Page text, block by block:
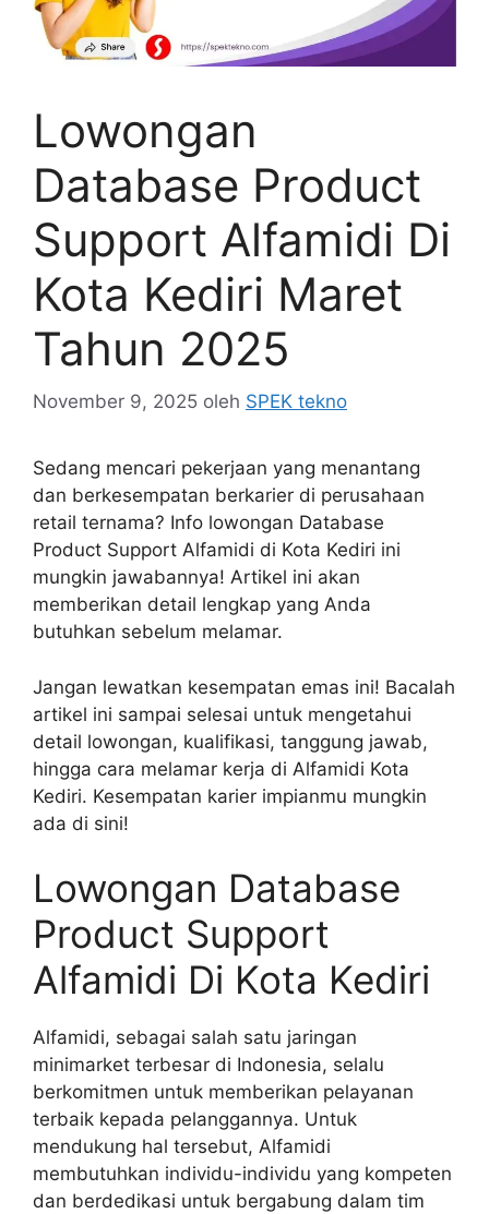
Lowongan
Database Product
Support Alfamidi Di
Kota Kediri Maret
Tahun 2025
November 9, 2025 oleh SPEK tekno
Sedang mencari pekerjaan yang menantang
dan berkesempatan berkarier di perusahaan
retail ternama? Info lowongan Database
Product Support Alfamidi di Kota Kediri ini
mungkin jawabannya! Artikel ini akan
memberikan detail lengkap yang Anda
butuhkan sebelum melamar.
Jangan lewatkan kesempatan emas ini! Bacalah
artikel ini sampai selesai untuk mengetahui
detail lowongan, kualifikasi, tanggung jawab,
hingga cara melamar kerja di Alfamidi Kota
Kediri. Kesempatan karier impianmu mungkin
ada di sini!
Lowongan Database
Product Support
Alfamidi Di Kota Kediri
Alfamidi, sebagai salah satu jaringan
minimarket terbesar di Indonesia, selalu
berkomitmen untuk memberikan pelayanan
terbaik kepada pelanggannya. Untuk
mendukung hal tersebut, Alfamidi
membutuhkan individu-individu yang kompeten
dan berdedikasi untuk bergabung dalam tim